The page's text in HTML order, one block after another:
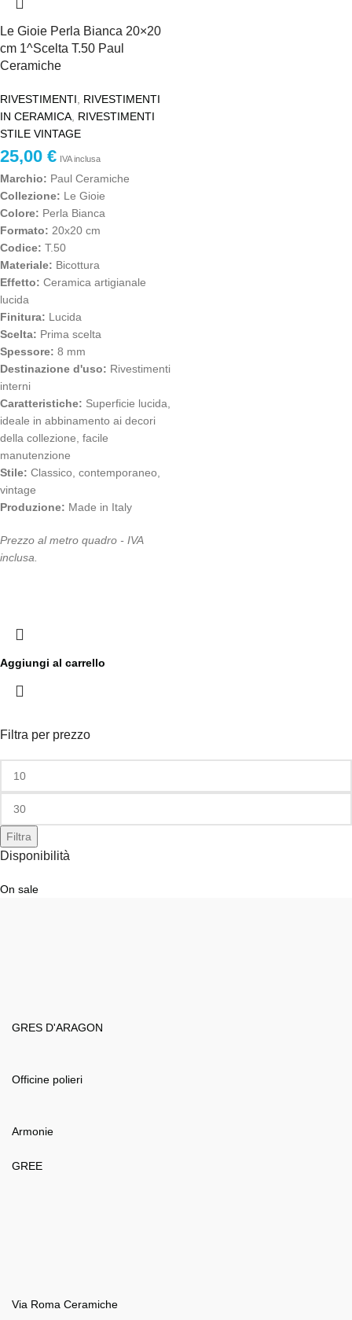
Filtra per prezzo
Filtra
Disponibilità
On sale
Le Gioie Perla Bianca 20×20
cm 1^Scelta T.50 Paul
Ceramiche
RIVESTIMENTI
RIVESTIMENTI
IN CERAMICA RIVESTIMENTI
STILE VINTAGE
25,00 € IVA inclusa
Marchio: Paul Ceramiche
Collezione: Le Gioie
Colore: Perla Bianca
Formato: 20x20 cm
Codice: T.50
Materiale: Bicottura
Effetto: Ceramica artigianale
lucida
Finitura: Lucida
Scelta: Prima scelta
Spessore: 8 mm
Destinazione d'uso: Rivestimenti
interni
Caratteristiche: Superficie lucida,
ideale in abbinamento ai decori
della collezione, facile
manutenzione
Stile: Classico, contemporaneo,
vintage
Produzione: Made in Italy
Prezzo al metro quadro - IVA
inclusa.
Aggiungi al carrello
GRES D'ARAGON
Officine polieri
Armonie
GREE
Via Roma Ceramiche